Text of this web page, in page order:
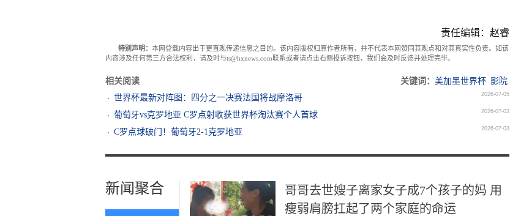
责任编辑：赵睿
特别声明： 本网登载内容出于更直观传递信息之目的。该内容版权归原作者所有，并不代表本网赞同其观点和对其真实性负责。如该
内容涉及任何第三方合法权利，请及时与ts@hxnews.com联系或者请点击右侧投诉按钮，我们会及时反馈并处理完毕。
相关阅读 关键词： 美加墨世界杯 影院
世界杯最新对阵图：四分之一决赛法国将战摩洛哥
2026-07-05
葡萄牙vs克罗地亚 C罗点射收获世界杯淘汰赛个人首球 2026-07-03
C罗点球破门！葡萄牙2-1克罗地亚 2026-07-03
新闻聚合
哥哥去世嫂子离家女子成7个孩子的妈 用
瘦弱肩膀扛起了两个家庭的命运